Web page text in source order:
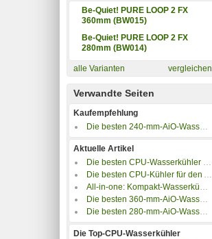
Be-Quiet! PURE LOOP 2 FX
360mm (BW015)
Be-Quiet! PURE LOOP 2 FX
280mm (BW014)
alle Varianten vergleichen
Verwandte Seiten
Kaufempfehlung
Die besten 240-mm-AiO-Wasserkühler
Aktuelle Artikel
Die besten CPU-Wasserkühler mit Info-Display
Die besten CPU-Kühler für den AMD-Sockel sTR5
All-in-one: Kompakt-Wasserkühler in der Übersicht
Die besten 360-mm-AiO-Wasserkühler
Die besten 280-mm-AiO-Wasserkühler
Die Top-CPU-Wasserkühler